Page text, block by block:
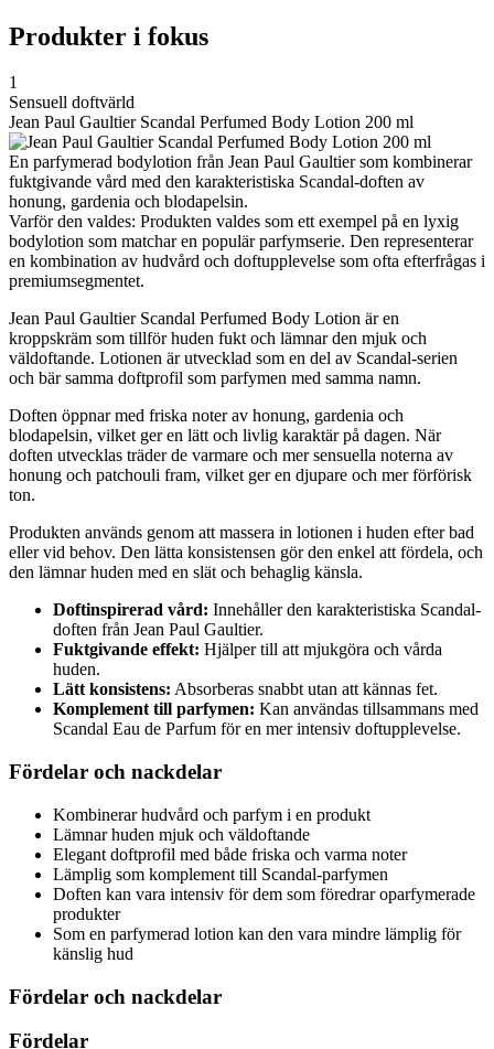
Produkter i fokus
1
Sensuell doftvärld
Jean Paul Gaultier Scandal Perfumed Body Lotion 200 ml
En parfymerad bodylotion från Jean Paul Gaultier som kombinerar
fuktgivande vård med den karakteristiska Scandal-doften av
honung, gardenia och blodapelsin.
Varför den valdes: Produkten valdes som ett exempel på en lyxig
bodylotion som matchar en populär parfymserie. Den representerar
en kombination av hudvård och doftupplevelse som ofta efterfrågas i
premiumsegmentet.
Jean Paul Gaultier Scandal Perfumed Body Lotion är en
kroppskräm som tillför huden fukt och lämnar den mjuk och
väldoftande. Lotionen är utvecklad som en del av Scandal-serien
och bär samma doftprofil som parfymen med samma namn.
Doften öppnar med friska noter av honung, gardenia och
blodapelsin, vilket ger en lätt och livlig karaktär på dagen. När
doften utvecklas träder de varmare och mer sensuella noterna av
honung och patchouli fram, vilket ger en djupare och mer förförisk
ton.
Produkten används genom att massera in lotionen i huden efter bad
eller vid behov. Den lätta konsistensen gör den enkel att fördela, och
den lämnar huden med en slät och behaglig känsla.
Doftinspirerad vård: Innehåller den karakteristiska Scandal-
doften från Jean Paul Gaultier.
Fuktgivande effekt: Hjälper till att mjukgöra och vårda
huden.
Lätt konsistens: Absorberas snabbt utan att kännas fet.
Komplement till parfymen: Kan användas tillsammans med
Scandal Eau de Parfum för en mer intensiv doftupplevelse.
Fördelar och nackdelar
Kombinerar hudvård och parfym i en produkt
Lämnar huden mjuk och väldoftande
Elegant doftprofil med både friska och varma noter
Lämplig som komplement till Scandal-parfymen
Doften kan vara intensiv för dem som föredrar oparfymerade
produkter
Som en parfymerad lotion kan den vara mindre lämplig för
känslig hud
Fördelar och nackdelar
Fördelar